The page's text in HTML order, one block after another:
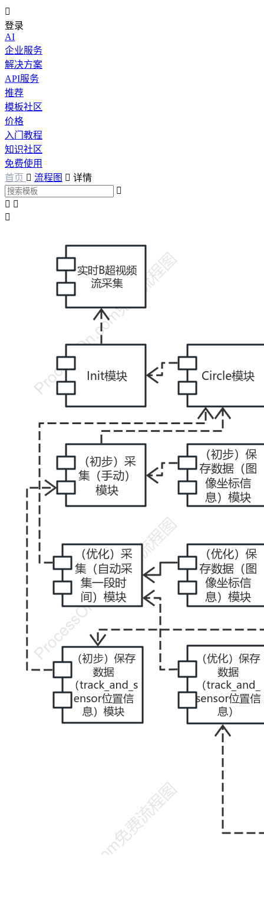

登录
AI
企业服务
解决方案
API服务
推荐
模板社区
价格
入门教程
知识社区
免费使用
首页  流程图  详情

 
